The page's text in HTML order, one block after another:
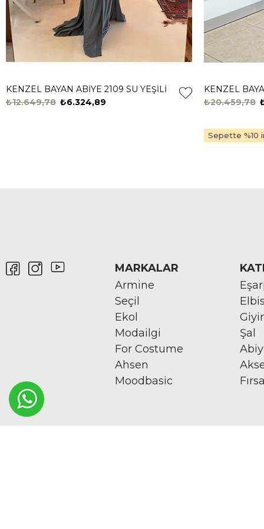
KENZEL BAYAN ABİYE 2109 SU YEŞİLİ
₺6.324,89
₺12.649,78
KENZEL
₺20.459,78
Sepette %10
MARKALAR
Armine
Seçil
Ekol
Modailgi
For Costume
Ahsen
Moodbasic
Şal